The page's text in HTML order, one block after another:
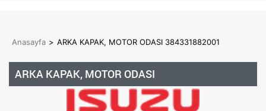
Anasayfa > ARKA KAPAK, MOTOR ODASI 384331882001
ARKA KAPAK, MOTOR ODASI